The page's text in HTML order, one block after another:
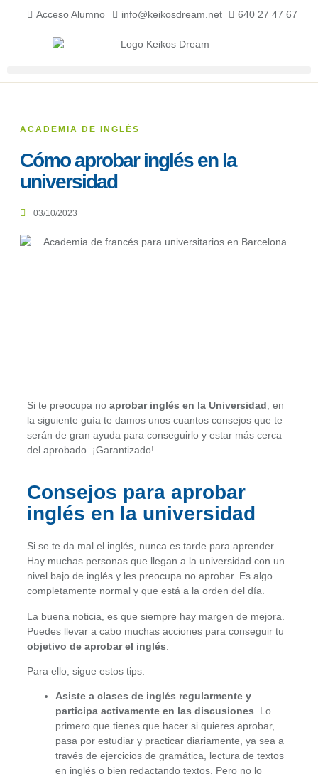
Acceso Alumno info@keikosdream.net 640 27 47 67
ACADEMIA DE INGLÉS
Cómo aprobar inglés en la
universidad
03/10/2023
Si te preocupa no aprobar inglés en la Universidad , en
la siguiente guía te damos unos cuantos consejos que te
serán de gran ayuda para conseguirlo y estar más cerca
del aprobado. ¡Garantizado!
Consejos para aprobar
inglés en la universidad
Si se te da mal el inglés, nunca es tarde para aprender.
Hay muchas personas que llegan a la universidad con un
nivel bajo de inglés y les preocupa no aprobar. Es algo
completamente normal y que está a la orden del día.
La buena noticia, es que siempre hay margen de mejora.
Puedes llevar a cabo muchas acciones para conseguir tu
objetivo de aprobar el inglés
Para ello, sigue estos tips:
Asiste a clases de inglés regularmente y
participa activamente en las discusiones. Lo
primero que tienes que hacer si quieres aprobar,
pasa por estudiar y practicar diariamente, ya sea a
través de ejercicios de gramática, lectura de textos
en inglés o bien redactando textos. Pero no lo